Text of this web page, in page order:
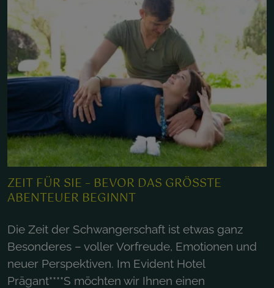
ZEIT FÜR SIE – BEVOR DAS GRÖSSTE A
BENTEUER BEGINNT
Die Zeit der Schwangerschaft ist etwas ganz
Besonderes – voller Vorfreude, Emotionen und
neuer Perspektiven. Im Evident Hotel
Prägant****S möchten wir Ihnen einen